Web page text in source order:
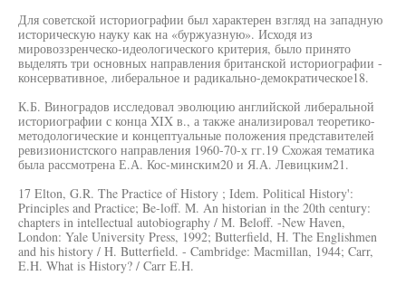
Для советской историографии был характерен взгляд на западную
историческую науку как на «буржуазную». Исходя из
мировоззренческо-идеологического критерия, было принято
выделять три основных направления британской историографии -
консервативное, либеральное и радикально-демократическое18.
К.Б. Виноградов исследовал эволюцию английской либеральной
историографии с конца XIX в., а также анализировал теоретико-
методологические и концептуальные положения представителей
ревизионистского направления 1960-70-х гг.19 Схожая тематика
была рассмотрена Е.А. Кос-минским20 и Я.А. Левицким21.
17 Elton, G.R. The Practice of History ; Idem. Political History':
Principles and Practice; Be-loff. M. An historian in the 20th century:
chapters in intellectual autobiography / M. Beloff. -New Haven,
London: Yale University Press, 1992; Butterfield, H. The Englishmen
and his history / H. Butterfield. - Cambridge: Macmillan, 1944; Carr,
E.H. What is History? / Carr E.H.